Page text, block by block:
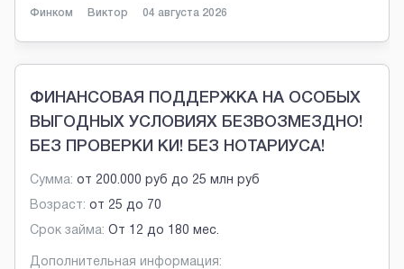
Финком Виктор 04 августа 2026
ФИНАНСОВАЯ ПОДДЕРЖКА НА ОСОБЫХ
ВЫГОДНЫХ УСЛОВИЯХ БЕЗВОЗМЕЗДНО!
БЕЗ ПРОВЕРКИ КИ! БЕЗ НОТАРИУСА!
Сумма: от 200.000 руб до 25 млн руб
Возраст: от 25 до 70
Срок займа: От 12 до 180 мес.
Дополнительная информация: